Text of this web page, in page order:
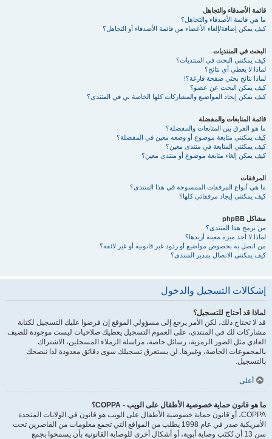
قائمة الأصدقاء والتجاهل
ما هي قائمة الأصدقاء والتجاهل؟
كيف يمكن إضافة/إلغاء الأعضاء من قائمة الأصدقاء أو التجاهل؟
البحث في المنتديات
كيف يمكنني البحث في المنتديات؟
لماذا لا يعطي أي نتائج؟
لماذا نتائج بحثي صفحة فارغة؟!
كيف يمكن البحث عن عضو؟
كيف يمكن إيجاد المواضيع والمشاركات كلها الخاصة بي في المنتدى؟
قائمة المتابعات والمفضلة
ما هو الفرق بين المتابعات والمفضلة؟
كيف يمكنني متابعة موضوع أو وضعه معين في المفضلة؟
كيف يمكنني المتابعة في منتدى معين؟
كيف يمكن إلغاء متابعة موضوع أو منتدى معين؟
المرفقات
ما هي أنواع المرفقات الممسوحة في هذا المنتدى؟
كيف يمكنني إيجاد مرفقاتي كلها؟
مشاكل phpBB
من برمج هذا المنتدى؟
لماذا لا أجد ميزة معينة أريدها؟
من اتصل به بخصوص مواضيع أو ردود غير قانونية أو غير لائقة؟
كيف يمكنني الاتصال بمدير المنتدى؟
إشكالات التسجيل والدخول
لماذا قد أحتاج للتسجيل؟
قد لا تحتاج ذلك، لكن الأمر يرجع إلى مسؤولي الموقع إن فرضوا عليك التسجيل لكتابة
مشاركات لك في المنتدى، على العموم التسجيل يعطيك صلاحيات ليست موجودة للضيف
العادي مثل الصور الرمزية، رسائل خاصة، مراسلة الزملاء المسجلين، الاشتراك
بالمجموعات الخاصة، وغيرها. لن يستغرق تسجيلك سوى دقائق معدودة لذا ننصحك
بالتسجيل.
أعلى
ما هو قانون حماية خصوصية الأطفال على الويب - COPPA؟
COPPA، أو قانون حماية خصوصية الأطفال على الويب هو قانون في الولايات المتحدة
الأمريكية صدر في عام 1998 يطلب من المواقع التي تجمع معلومات من القاصرين تحت
سن 13 أن تُكتَب وصاية أبوية، أو أشكال أخرى للوصاية القانونية بأن يسمحوا بجمع